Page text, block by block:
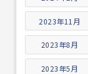
2023年11月
2023年8月
2023年5月